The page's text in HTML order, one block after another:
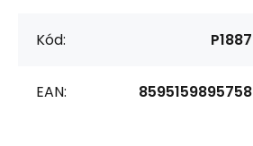
Kód: P1887
EAN: 8595159895758